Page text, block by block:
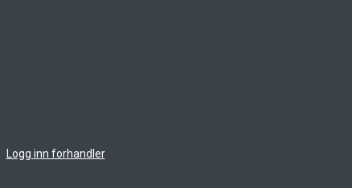
Logg inn forhandler